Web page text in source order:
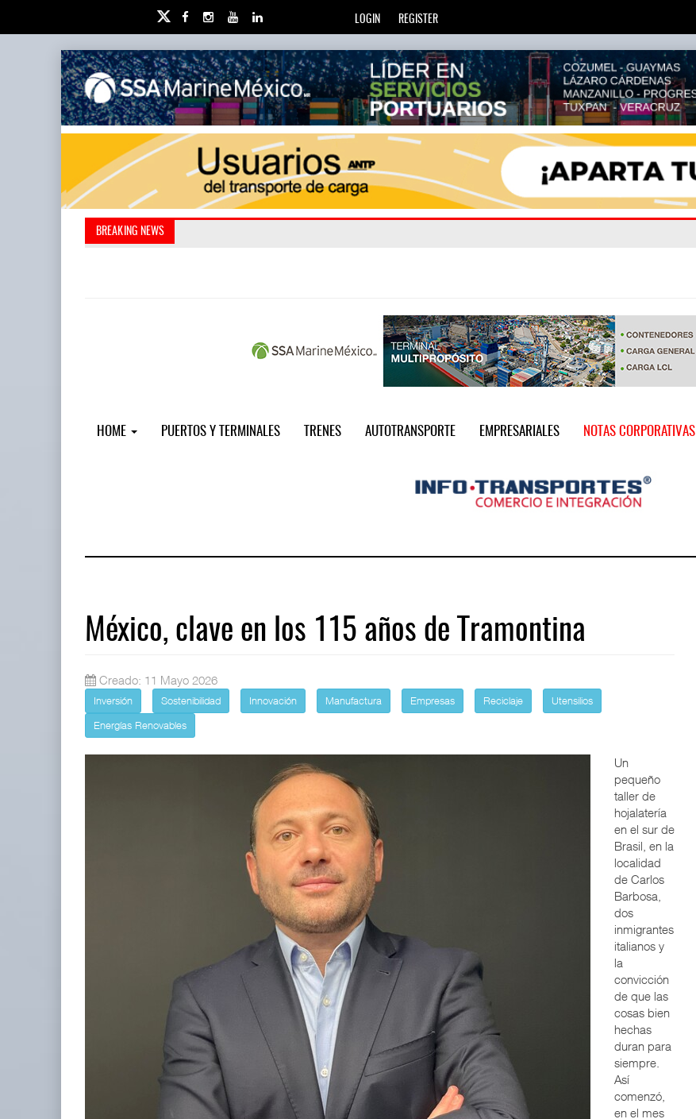
LOGIN REGISTER
BREAKING NEWS
HOME PUERTOS Y TERMINALES TRENES AUTOTRANSPORTE EMPRESARIALES NOTAS CORPORATIVAS
México, clave en los 115 años de Tramontina
Creado: 11 Mayo 2026
Inversión Sostenibilidad Innovación Manufactura Empresas Reciclaje
Utensilios
Energías Renovables
Un
pequeño
taller de
hojalatería
en el sur de
Brasil, en la
localidad
de Carlos
Barbosa,
dos
inmigrantes
italianos y
la
convicción
de que las
cosas bien
hechas
duran para
siempre.
Así
comenzó,
en el mes
IT-ANÁLISIS: Puerto Lázaro Cárdenas ...
06 AGO 2026
La ATTRAPI licita red de telecomuni ...
IT-ANÁLISIS: Volaris abrirá ruta en ...
06 AGO 2026
06 AGO 2026
IT-ANÁLISIS: Volaris abrirá ruta en ...
IT-ANÁLISIS: Puerto Lázaro Cárdenas incorpora s
La ATTRAPI licita red de telecomunicaciones par
IT-ANÁLISIS: Volaris abrirá ruta entre Washingt
IT-ANÁLISIS: Puerto Lázaro Cárdenas incorpora s
06 AGO 2026
La ATTRAPI licita red de telecomunicaciones par
06 AGO 2026
IT-ANÁLISIS: Volaris abrirá ruta entre Washingt
06 AGO 2026